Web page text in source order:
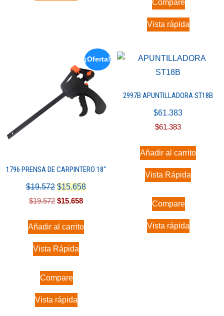
Compare
Vista rápida
¡Oferta!
1796 PRENSA DE CARPINTERO 18″
$19.572 $15.658
$19.572 $15.658
Añadir al carrito
Vista Rápida
Compare
Vista rápida
2997B APUNTILLADORA ST18B
$61.383
$61.383
Añadir al carrito
Vista Rápida
Compare
Vista rápida